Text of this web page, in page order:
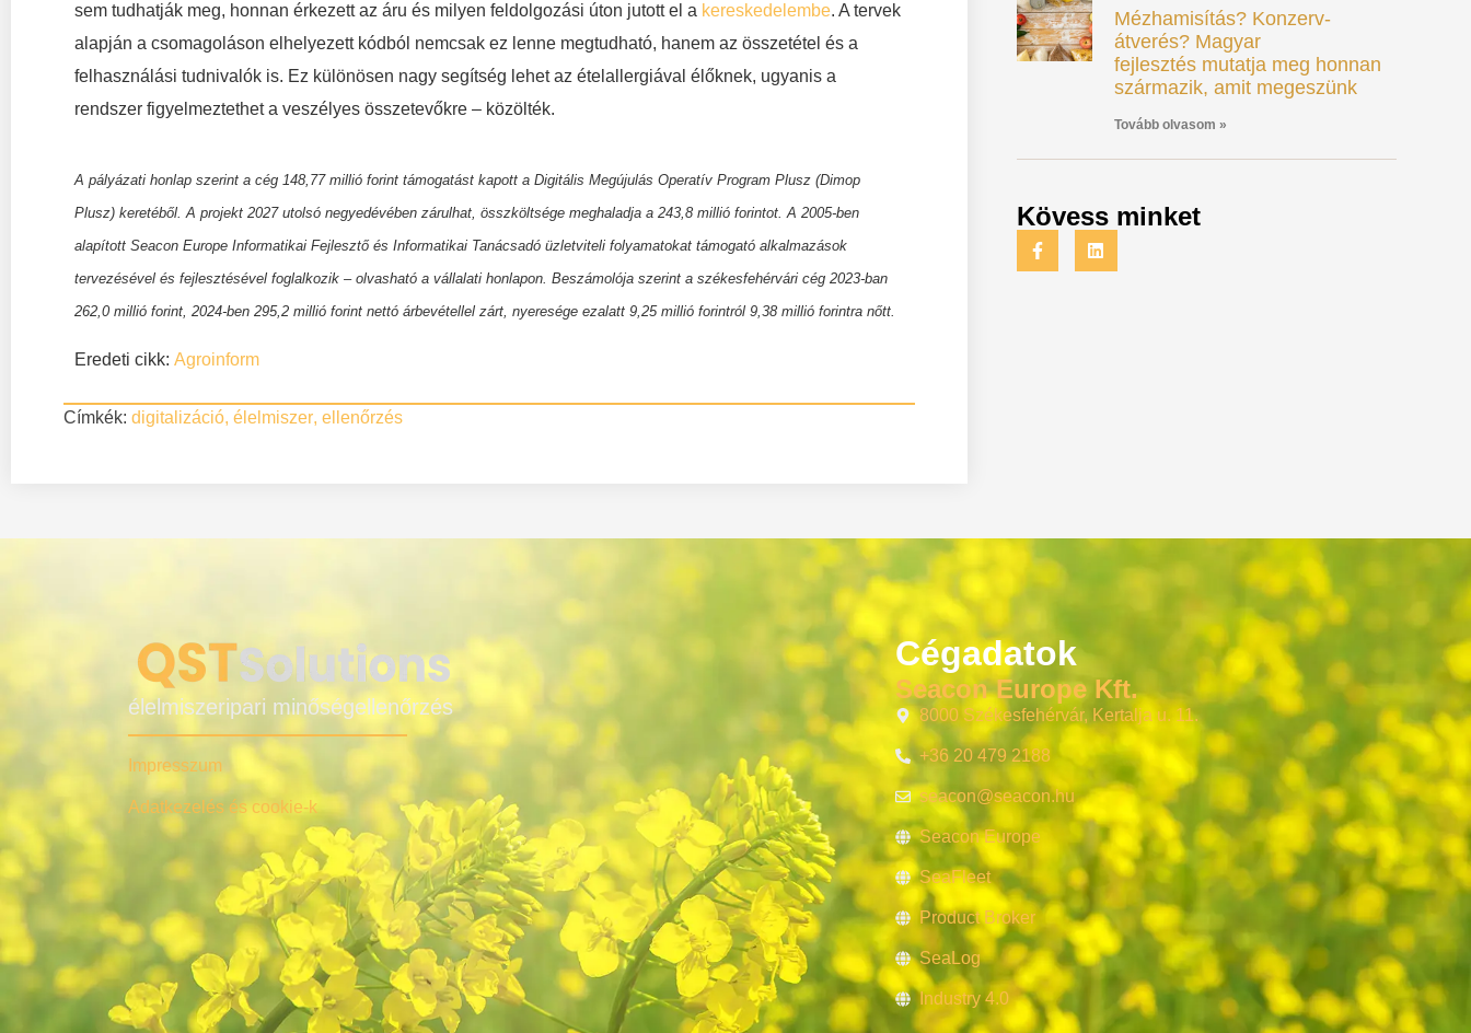
sem tudhatják meg, honnan érkezett az áru és milyen feldolgozási úton jutott el a kereskedelembe. A tervek
alapján a csomagoláson elhelyezett kódból nemcsak ez lenne megtudható, hanem az összetétel és a
felhasználási tudnivalók is. Ez különösen nagy segítség lehet az ételallergiával élőknek, ugyanis a
rendszer figyelmeztethet a veszélyes összetevőkre – közölték.
A pályázati honlap szerint a cég 148,77 millió forint támogatást kapott a Digitális Megújulás Operatív Program Plusz (Dimop
Plusz) keretéből. A projekt 2027 utolsó negyedévében zárulhat, összköltsége meghaladja a 243,8 millió forintot. A 2005-ben
alapított Seacon Europe Informatikai Fejlesztő és Informatikai Tanácsadó üzletviteli folyamatokat támogató alkalmazások
tervezésével és fejlesztésével foglalkozik – olvasható a vállalati honlapon. Beszámolója szerint a székesfehérvári cég 2023-ban
262,0 millió forint, 2024-ben 295,2 millió forint nettó árbevétellel zárt, nyeresége ezalatt 9,25 millió forintról 9,38 millió forintra nőtt.
Eredeti cikk: Agroinform
Címkék: digitalizáció, élelmiszer, ellenőrzés
Mézhamisítás? Konzerv-
átverés? Magyar
fejlesztés mutatja meg honnan
származik, amit megeszünk
Tovább olvasom »
Kövess minket
élelmiszeripari minőségellenőrzés
Impresszum
Adatkezelés és cookie-k
Cégadatok
Seacon Europe Kft.
8000 Székesfehérvár, Kertalja u. 11.
+36 20 479 2188
seacon@seacon.hu
Seacon Europe
SeaFleet
Product Broker
SeaLog
Industry 4.0